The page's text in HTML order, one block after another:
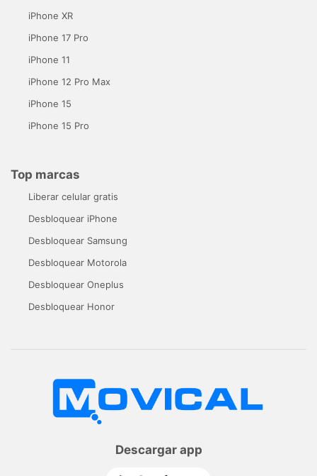
iPhone XR
iPhone 17 Pro
iPhone 11
iPhone 12 Pro Max
iPhone 15
iPhone 15 Pro
Top marcas
Liberar celular gratis
Desbloquear iPhone
Desbloquear Samsung
Desbloquear Motorola
Desbloquear Oneplus
Desbloquear Honor
Descargar app